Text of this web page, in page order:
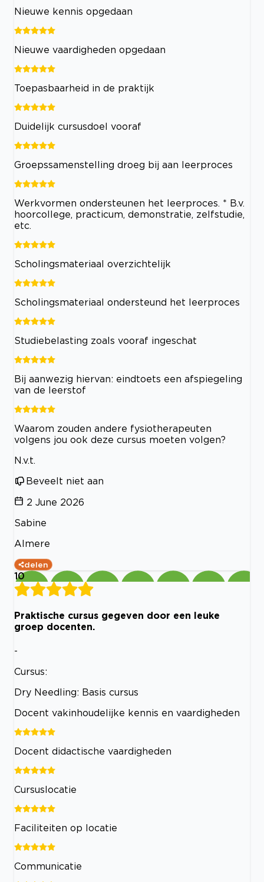
Nieuwe kennis opgedaan
Nieuwe vaardigheden opgedaan
Toepasbaarheid in de praktijk
Duidelijk cursusdoel vooraf
Groepssamenstelling droeg bij aan leerproces
Werkvormen ondersteunen het leerproces. * B.v.
hoorcollege, practicum, demonstratie, zelfstudie,
etc.
Scholingsmateriaal overzichtelijk
Scholingsmateriaal ondersteund het leerproces
Studiebelasting zoals vooraf ingeschat
Bij aanwezig hiervan: eindtoets een afspiegeling
van de leerstof
Waarom zouden andere fysiotherapeuten
volgens jou ook deze cursus moeten volgen?
N.v.t.
Beveelt niet aan
2 June 2026
Sabine
Almere
delen
10
Praktische cursus gegeven door een leuke
groep docenten.
-
Cursus:
Dry Needling: Basis cursus
Docent vakinhoudelijke kennis en vaardigheden
Docent didactische vaardigheden
Cursuslocatie
Faciliteiten op locatie
Communicatie